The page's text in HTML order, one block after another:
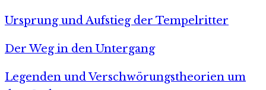
Ursprung und Aufstieg der Tempelritter
Der Weg in den Untergang
Legenden und Verschwörungstheorien um